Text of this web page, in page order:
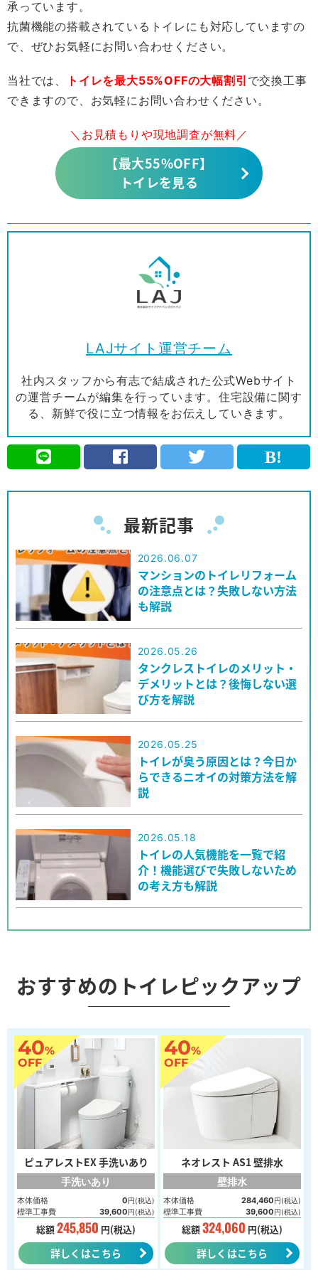
承っています。
抗菌機能の搭載されているトイレにも対応していますの
で、ぜひお気軽にお問い合わせください。
当社では、 トイレを最大55%OFFの大幅割引 で交換工事
できますので、お気軽にお問い合わせください。
＼お見積もりや現地調査が無料／
【最大55%OFF】
トイレを見る
LAJサイト運営チーム
社内スタッフから有志で結成された公式Webサイト
の運営チームが編集を行っています。住宅設備に関す
る、新鮮で役に立つ情報をお伝えしていきます。
最新記事
2026.06.07
マンションのトイレリフォーム
の注意点とは？失敗しない方法
も解説
2026.05.26
タンクレストイレのメリット・
デメリットとは？後悔しない選
び方を解説
2026.05.25
トイレが臭う原因とは？今日か
らできるニオイの対策方法を解
説
2026.05.18
トイレの人気機能を一覧で紹
介！機能選びで失敗しないため
の考え方も解説
おすすめのトイレピックアップ
40%
OFF
ピュアレストEX 手洗いあり
手洗いあり
本体価格 0円(税込)
標準工事費 39,600円(税込)
総額245,850 円(税込)
詳しくはこちら
40%
OFF
ネオレスト AS1 壁排水
壁排水
本体価格 284,460円(税込)
標準工事費 39,600円(税込)
総額324,060 円(税込)
詳しくはこちら